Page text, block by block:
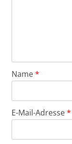
Name*
E-Mail-Adresse*